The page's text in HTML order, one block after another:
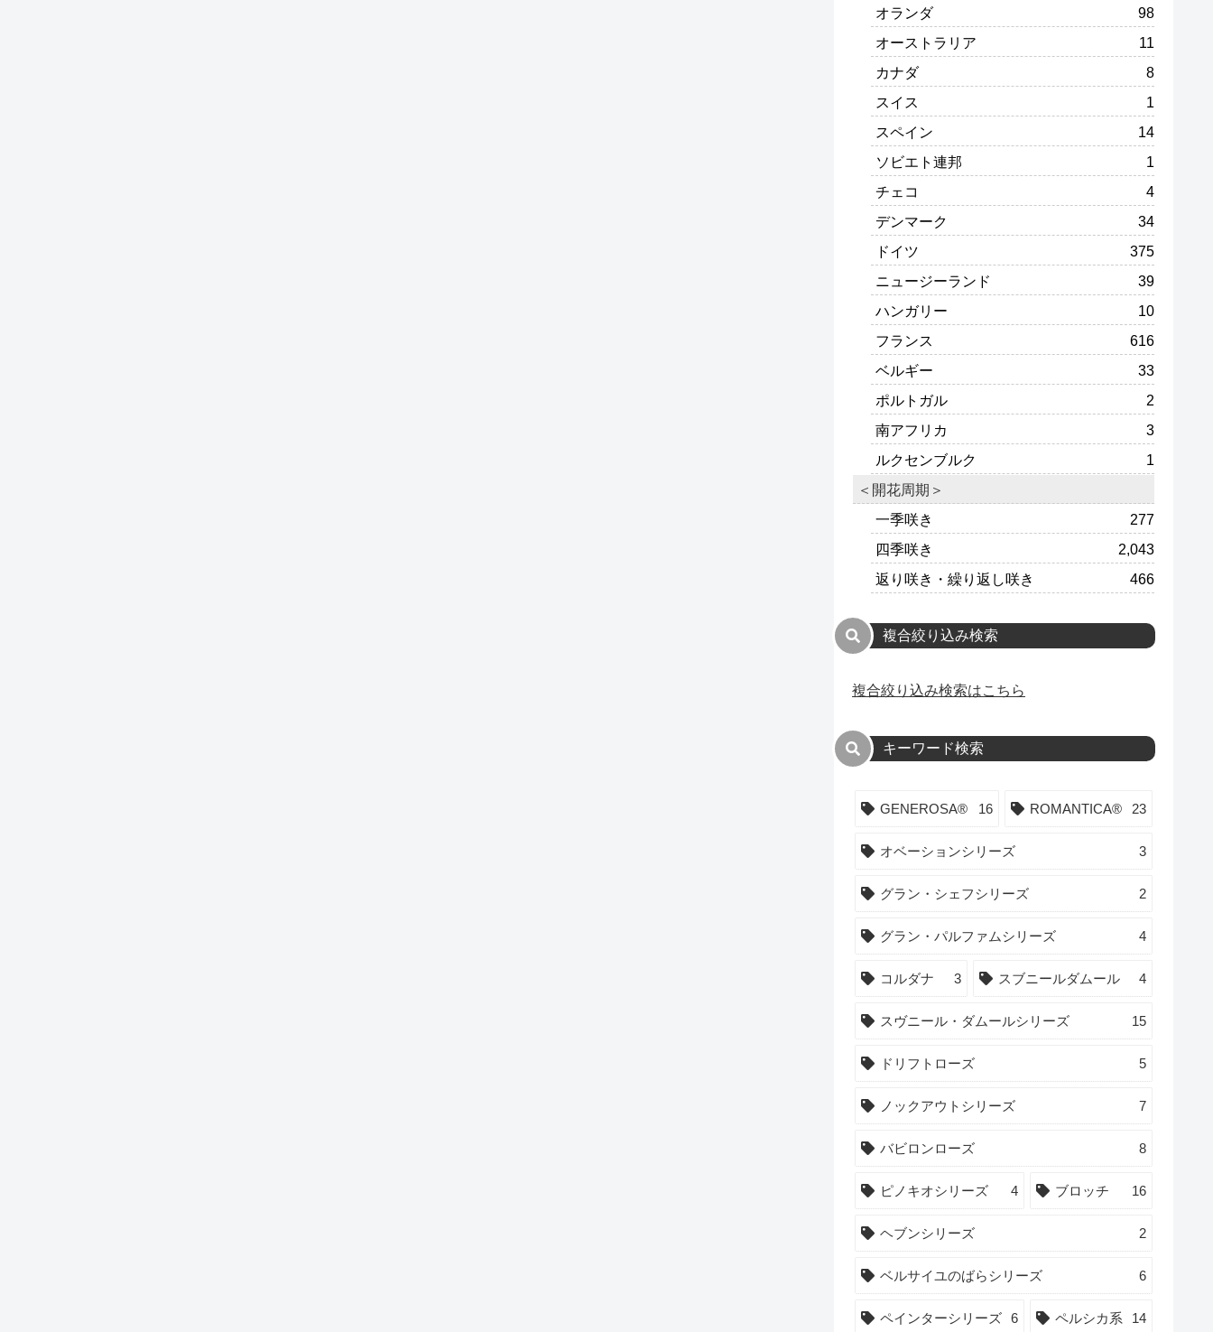
オランダ
98
オーストラリア
11
カナダ
8
スイス
1
スペイン
14
ソビエト連邦
1
チェコ
4
デンマーク
34
ドイツ
375
ニュージーランド
39
ハンガリー
10
フランス
616
ベルギー
33
ポルトガル
2
南アフリカ
3
ルクセンブルク
1
＜開花周期＞
一季咲き
277
四季咲き
2,043
返り咲き・繰り返し咲き
466
複合絞り込み検索
複合絞り込み検索はこちら
キーワード検索
GENEROSA® 16 ROMANTICA® 23
オベーションシリーズ 3
グラン・シェフシリーズ 2
グラン・パルファムシリーズ 4
コルダナ 3 スブニールダムール 4
スヴニール・ダムールシリーズ 15
ドリフトローズ 5
ノックアウトシリーズ 7
バビロンローズ 8
ピノキオシリーズ 4 ブロッチ 16
ヘブンシリーズ 2
ベルサイユのばらシリーズ 6
ペインターシリーズ 6 ペルシカ系 14